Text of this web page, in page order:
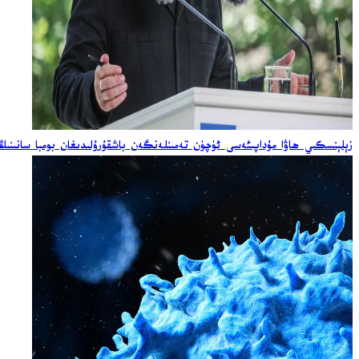
زېلېنسكىي ھاۋا مۇداپىئەسى ئۈچۈن تەمىنلەنگەن باشقۇرۇلىدىغان بومبا سانىنىڭ